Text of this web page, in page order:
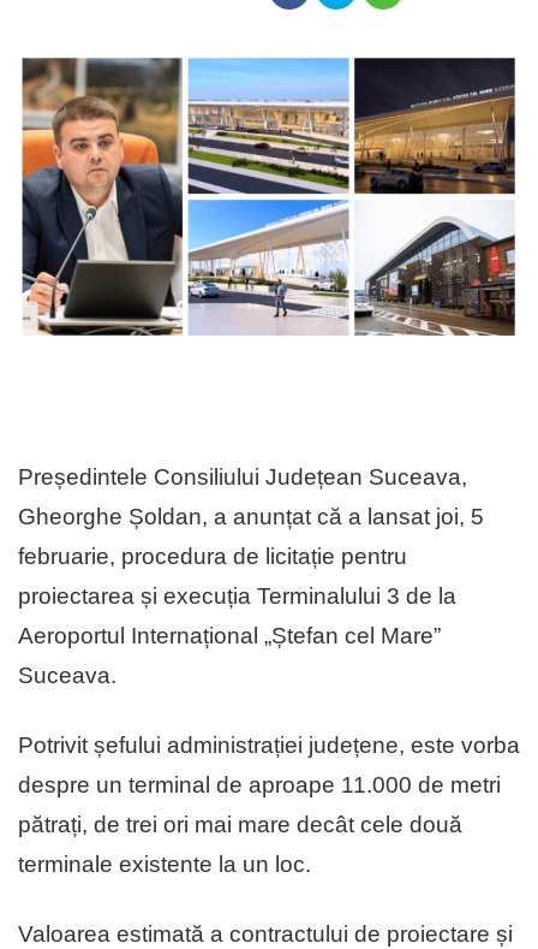
Președintele Consiliului Județean Suceava,
Gheorghe Șoldan, a anunțat că a lansat joi, 5
februarie, procedura de licitație pentru
proiectarea și execuția Terminalului 3 de la
Aeroportul Internațional „Ștefan cel Mare”
Suceava.
Potrivit șefului administrației județene, este vorba
despre un terminal de aproape 11.000 de metri
pătrați, de trei ori mai mare decât cele două
terminale existente la un loc.
Valoarea estimată a contractului de proiectare și